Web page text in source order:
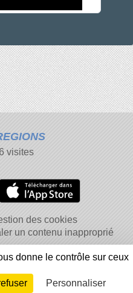
visites
des cookies
un contenu inapproprié
Connexion
donne le contrôle sur ceux
Personnaliser